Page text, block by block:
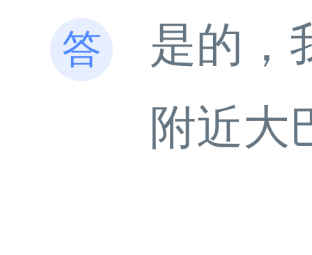
是的，
附近大